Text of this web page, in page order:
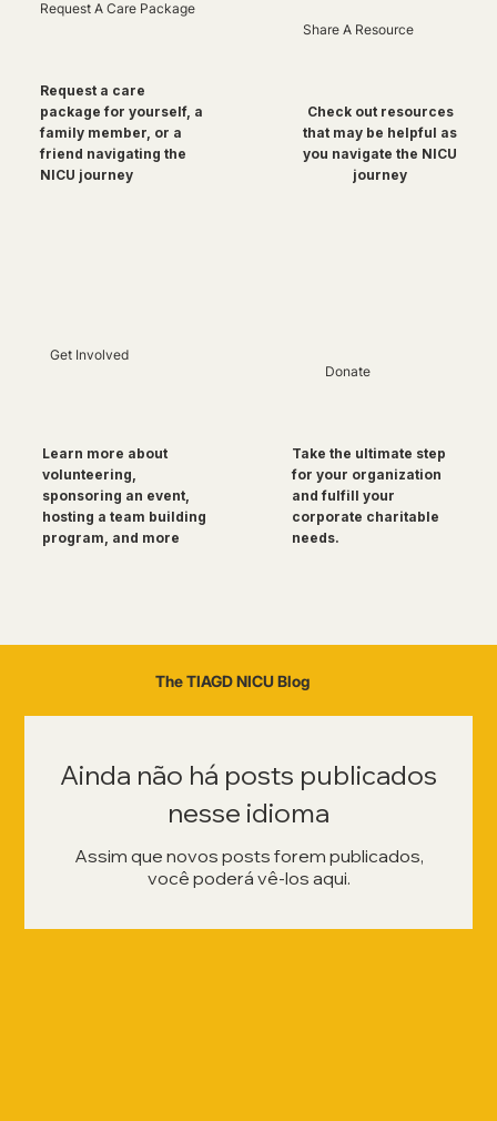
Request A Care Package
Request a care
package for yourself, a
family member, or a
friend navigating the
NICU journey
Share A Resource
Check out resources
that may be helpful as
you navigate the NICU
journey
Get Involved
Learn more about
volunteering,
sponsoring an event,
hosting a team building
program, and more
Donate
Take the ultimate step
for your organization
and fulfill your
corporate charitable
needs.
The TIAGD NICU Blog
Ainda não há posts publicados
nesse idioma
Assim que novos posts forem publicados,
você poderá vê-los aqui.